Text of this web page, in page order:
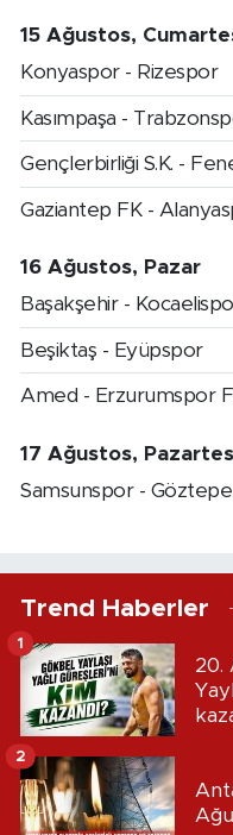
15 Ağustos,
Konyaspor - Rizespor
Kasımpaşa -
Gençlerbirliği S.K. -
Gaziantep FK -
16 Ağustos, Pazar
Başakşehir -
Beşiktaş - Eyüpspor
Amed - Erzurumspor
17 Ağustos,
Samsunspor - Göztepe
Trend Haberler
20.
1
2